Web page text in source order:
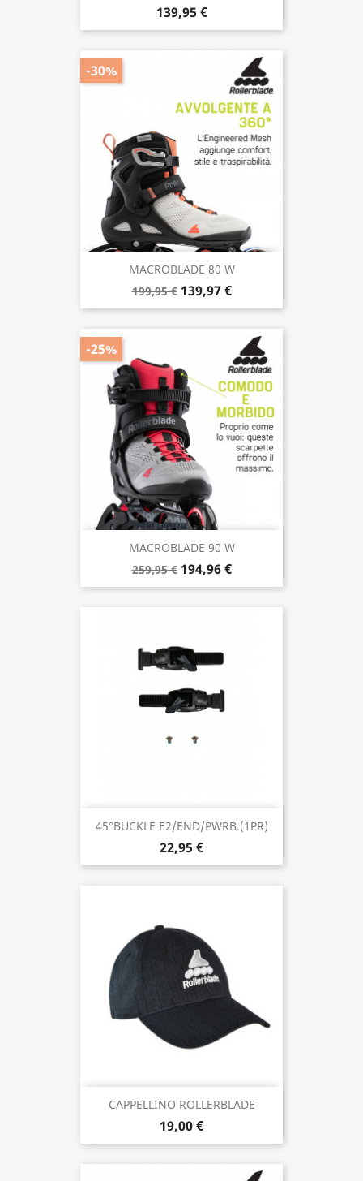
139,95 €
MACROBLADE 80 W
199,95 € 139,97 €
-30%
MACROBLADE 90 W
259,95 € 194,96 €
-25%
45°BUCKLE E2/END/PWRB.(1PR)
22,95 €
CAPPELLINO ROLLERBLADE
19,00 €